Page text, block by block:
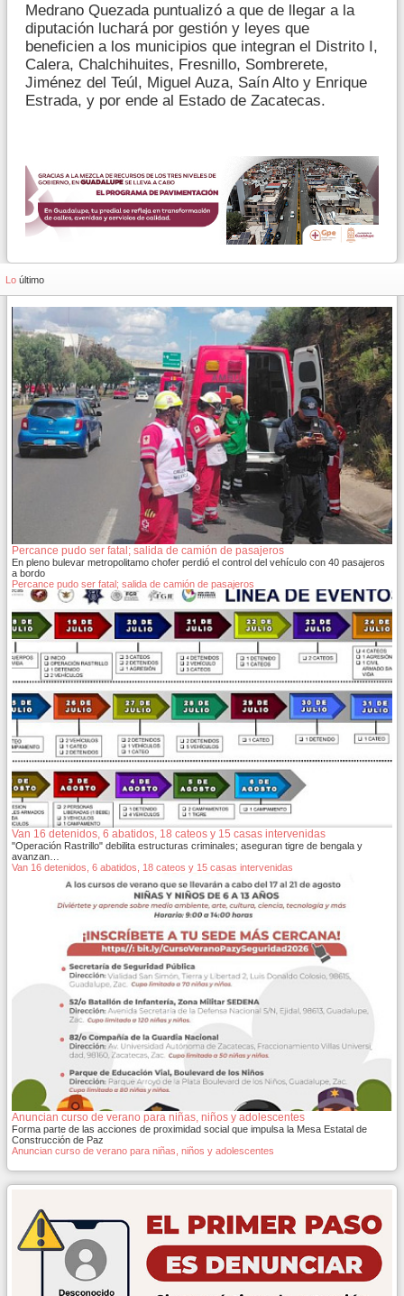
Medrano Quezada puntualizó a que de llegar a la
diputación luchará por gestión y leyes que
beneficien a los municipios que integran el Distrito I,
Calera, Chalchihuites, Fresnillo, Sombrerete,
Jiménez del Teúl, Miguel Auza, Saín Alto y Enrique
Estrada, y por ende al Estado de Zacatecas.
Lo último
Percance pudo ser fatal; salida de camión de pasajeros
En pleno bulevar metropolitamo chofer perdió el control del vehículo con 40 pasajeros
a bordo
Percance pudo ser fatal; salida de camión de pasajeros
Van 16 detenidos, 6 abatidos, 18 cateos y 15 casas intervenidas
"Operación Rastrillo" debilita estructuras criminales; aseguran tigre de bengala y
avanzan…
Van 16 detenidos, 6 abatidos, 18 cateos y 15 casas intervenidas
Anuncian curso de verano para niñas, niños y adolescentes
Forma parte de las acciones de proximidad social que impulsa la Mesa Estatal de
Construcción de Paz
Anuncian curso de verano para niñas, niños y adolescentes